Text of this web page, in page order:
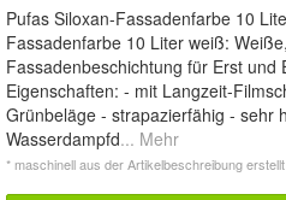
Pufas Siloxan-Fassadenfarbe 10
Fassadenfarbe 10 Liter weiß:
Fassadenbeschichtung für Erst und
Eigenschaften: - mit Langzeit-
Grünbeläge - strapazierfähig - sehr
Wasserdampfd... Mehr
* maschinell aus der Artikelbeschreibung erstellt